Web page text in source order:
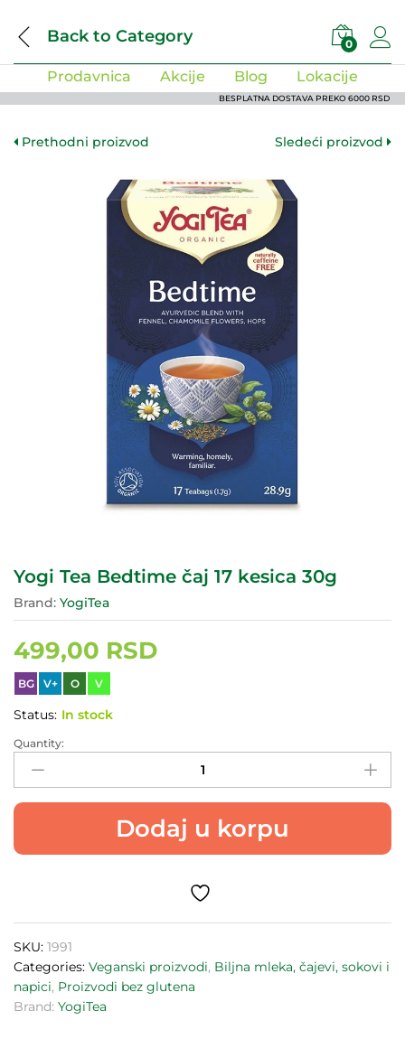
Back to Category 0
Prodavnica Akcije Blog Lokacije
BESPLATNA DOSTAVA PREKO 6000 RSD
Prethodni proizvod Sledeći proizvod
Yogi Tea Bedtime čaj 17 kesica 30g
Brand: YogiTea
499,00 RSD
BG V+ O V
Status: In stock
Yogi
Tea
Bedtime
čaj
kesica
Quantity:
Dodaj u korpu
SKU: 1991
Categories: Veganski proizvodi, Biljna mleka, čajevi, sokovi i
napici, Proizvodi bez glutena
Brand: YogiTea